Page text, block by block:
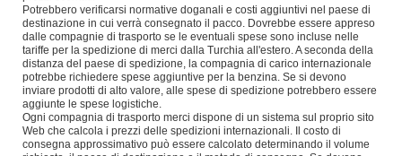
Potrebbero verificarsi normative doganali e costi aggiuntivi nel paese di
destinazione in cui verrà consegnato il pacco. Dovrebbe essere appreso
dalle compagnie di trasporto se le eventuali spese sono incluse nelle
tariffe per la spedizione di merci dalla Turchia all'estero. A seconda della
distanza del paese di spedizione, la compagnia di carico internazionale
potrebbe richiedere spese aggiuntive per la benzina. Se si devono
inviare prodotti di alto valore, alle spese di spedizione potrebbero essere
aggiunte le spese logistiche.
Ogni compagnia di trasporto merci dispone di un sistema sul proprio sito
Web che calcola i prezzi delle spedizioni internazionali. Il costo di
consegna approssimativo può essere calcolato determinando il volume